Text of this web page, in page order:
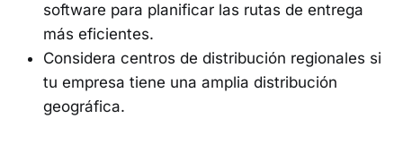
software para planificar las rutas de entrega
más eficientes.
Considera centros de distribución regionales si
tu empresa tiene una amplia distribución
geográfica.